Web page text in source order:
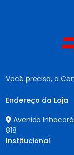
Você precisa, a
Endereço da Loja
Avenida
818
Institucional